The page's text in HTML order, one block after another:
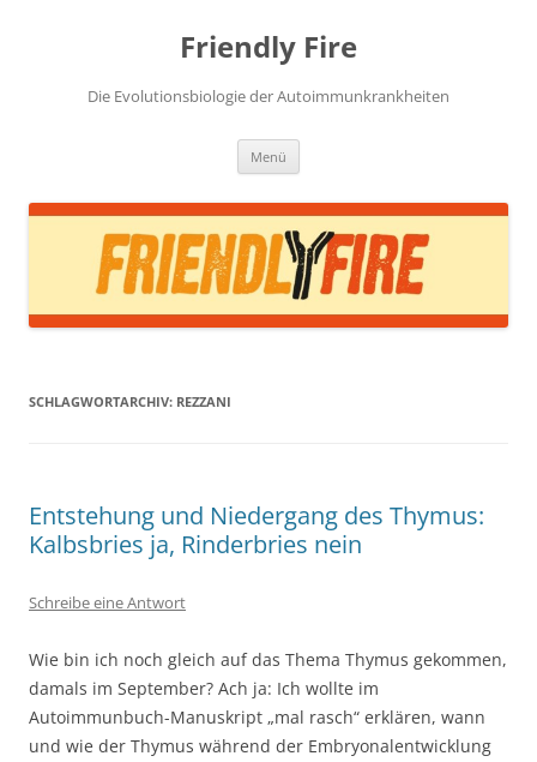
Friendly Fire
Die Evolutionsbiologie der Autoimmunkrankheiten
Menü
SCHLAGWORTARCHIV: REZZANI
Entstehung und Niedergang des Thymus:
Kalbsbries ja, Rinderbries nein
Schreibe eine Antwort
Wie bin ich noch gleich auf das Thema Thymus gekommen,
damals im September? Ach ja: Ich wollte im
Autoimmunbuch-Manuskript „mal rasch“ erklären, wann
und wie der Thymus während der Embryonalentwicklung